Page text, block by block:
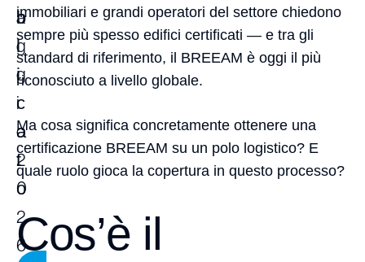
b
l
i
c
a
t
o
a
g
g
i
o
2
0
2
6
immobiliari e grandi operatori del settore chiedono
sempre più spesso edifici certificati — e tra gli
standard di riferimento, il BREEAM è oggi il più
riconosciuto a livello globale.
Ma cosa significa concretamente ottenere una
certificazione BREEAM su un polo logistico? E
quale ruolo gioca la copertura in questo processo?
Cos’è il